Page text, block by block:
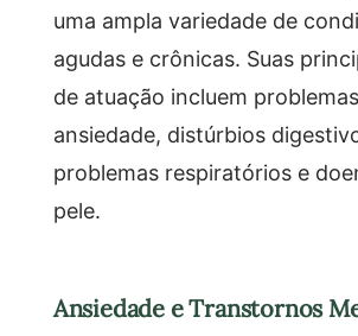
uma ampla variedade de
agudas e crônicas. Suas
de atuação incluem
ansiedade, distúrbios
problemas respiratórios e
pele.
Ansiedade e Transtornos